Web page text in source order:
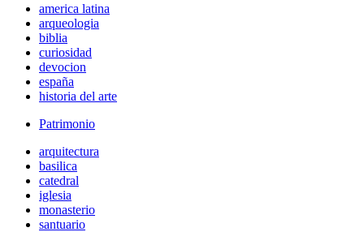
america latina
arqueologia
biblia
curiosidad
devocion
españa
historia del arte
Patrimonio
arquitectura
basilica
catedral
iglesia
monasterio
santuario